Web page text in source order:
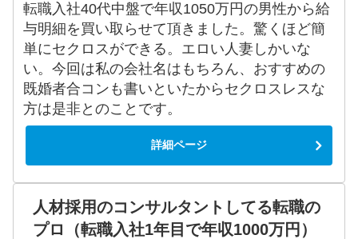
転職入社40代中盤で年収1050万円の男性から給
与明細を買い取らせて頂きました。驚くほど簡
単にセクロスができる。エロい人妻しかいな
い。今回は私の会社名はもちろん、おすすめの
既婚者合コンも書いといたからセクロスレスな
方は是非とのことです。
詳細ページ
人材採用のコンサルタントしてる転職の
プロ（転職入社1年目で年収1000万円）